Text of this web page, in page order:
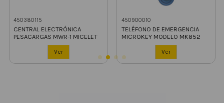
450380115
CENTRAL ELECTRÓNICA
PESACARGAS MWR-1 MICELET
Ver
450900010
TELÉFONO DE EMERGENCIA
MICROKEY MODELO MK852
Ver